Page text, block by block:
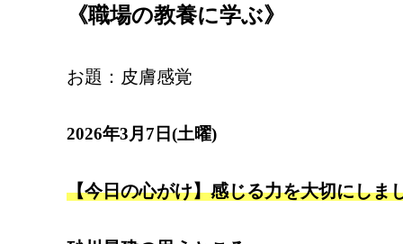
《職場の教養に学ぶ》
お題：皮膚感覚
2026年3月7日(土曜)
【今日の心がけ】感じる力を大切にしま